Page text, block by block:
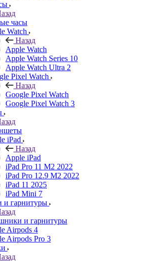
часы
Watch
Назад
Apple Watch
Apple Watch Series 10
Apple Watch Ultra 2
Pixel Watch
Назад
Google Pixel Watch
Google Pixel Watch 3
iPad
Назад
Apple iPad
iPad Pro 11 M2 2022
iPad Pro 12.9 M2 2022
iPad 11 2025
iPad Mini 7
и гарнитуры
и гарнитуры
Airpods 4
Airpods Pro 3